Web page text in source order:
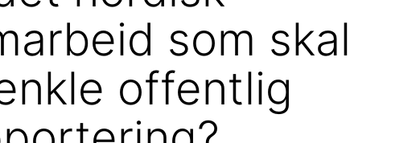
som skal
offentlig